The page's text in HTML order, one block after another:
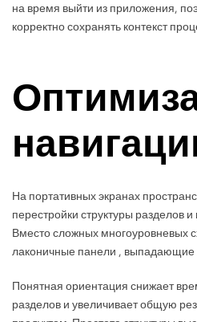
на время выйти из приложения,
корректно сохранять контекст
На портативных экранах
перестройки структуры разделов
Вместо сложных многоуровневых
лаконичные панели , выпадающие
Понятная ориентация снижает
разделов и увеличивает общую